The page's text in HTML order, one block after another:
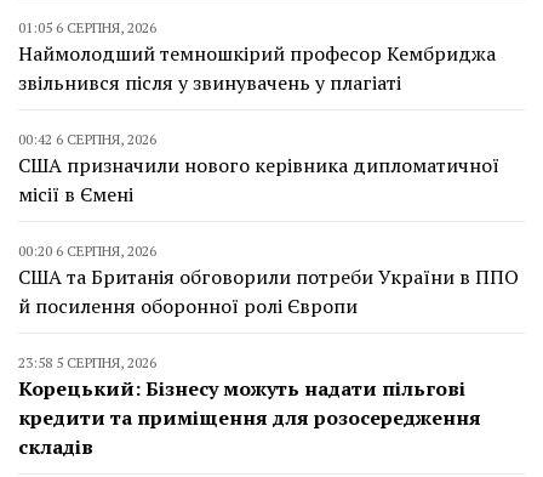
01:05 6 СЕРПНЯ, 2026
Наймолодший темношкірий професор Кембриджа
звільнився після у звинувачень у плагіаті
00:42 6 СЕРПНЯ, 2026
США призначили нового керівника дипломатичної
місії в Ємені
00:20 6 СЕРПНЯ, 2026
США та Британія обговорили потреби України в ППО
й посилення оборонної ролі Європи
23:58 5 СЕРПНЯ, 2026
Корецький: Бізнесу можуть надати пільгові
кредити та приміщення для розосередження
складів